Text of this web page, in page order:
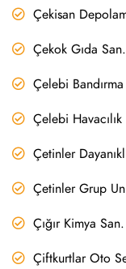
Çekisan
Çekok Gıda
Çelebi
Çelebi
Çetinler
Çetinler Grup
Çığır Kimya
Çiftkurtlar Oto